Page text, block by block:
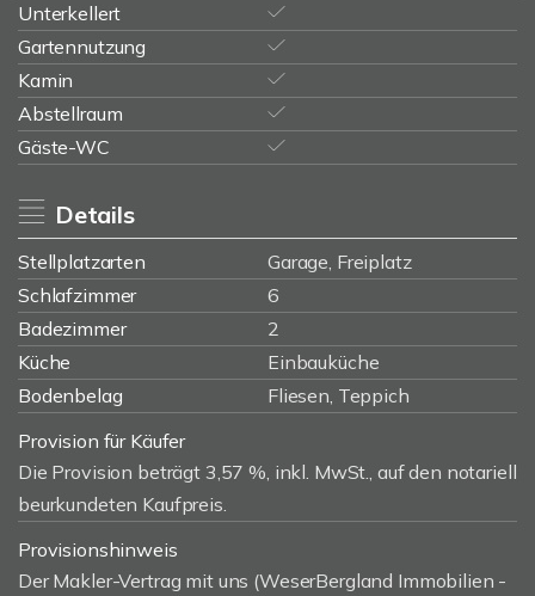
Unterkellert
Gartennutzung
Kamin
Abstellraum
Gäste-WC
Details
Stellplatzarten
Garage, Freiplatz
Schlafzimmer
6
Badezimmer
2
Küche
Einbauküche
Bodenbelag
Fliesen, Teppich
Provision für Käufer
Die Provision beträgt 3,57 %, inkl. MwSt., auf den notariell
beurkundeten Kaufpreis.
Provisionshinweis
Der Makler-Vertrag mit uns (WeserBergland Immobilien -